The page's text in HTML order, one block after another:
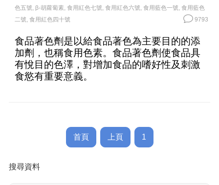
色五號 β-胡蘿蔔素, 食用紅色七號 食用紅色六號 食用藍色一號 食用藍色
二號 食用紅色四十號 9793
食品著色劑是以給食品著色為主要目的的添
加劑，也稱食用色素。食品著色劑使食品具
有悅目的色澤，對增加食品的嗜好性及刺激
食慾有重要意義。
首頁 上頁 1
搜尋資料